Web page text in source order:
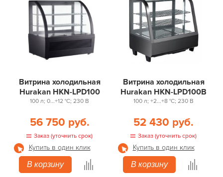
Витрина холодильная
Hurakan HKN-LPD100
100 л; 0...+12 °С; 230 В
56 750 руб.
Заказ (уточнить срок)
Купить в один клик
В корзину
Витрина холодильная
Hurakan HKN-LPD100B
100 л; +2...+8 °С; 230 В
52 430 руб.
Заказ (уточнить срок)
Купить в один клик
В корзину